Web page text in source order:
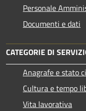
Personale
Documenti e dati
CATEGORIE DI
Anagrafe e stato
Cultura e tempo
Vita lavorativa